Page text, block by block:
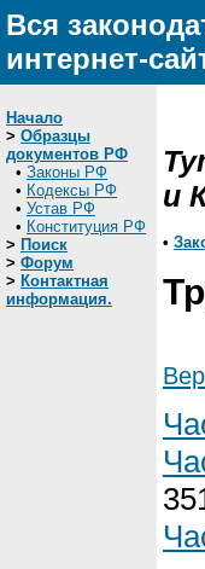
Вся
интернет-
Начало
> Образцы
документов РФ
• Законы РФ
• Кодексы РФ
• Устав РФ
• Конституция РФ
> Поиск
> Форум
> Контактная
информация.
и
•